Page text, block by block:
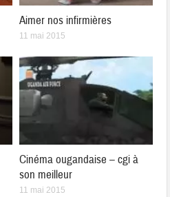
Aimer nos infirmières
11 mai 2015
Cinéma ougandaise – cgi à
son meilleur
11 mai 2015